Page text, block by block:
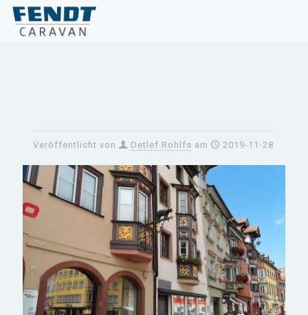
Veröffentlicht von Detlef Rohlfs am 2019-11-28